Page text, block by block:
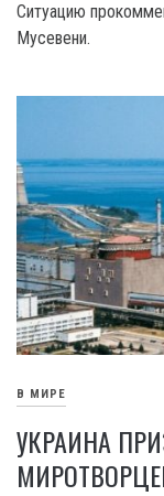
Ситуацию
Мусевени.
В МИРЕ
УКРАИНА